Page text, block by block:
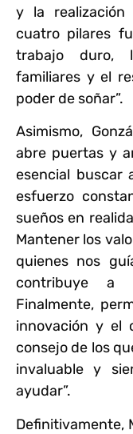
y la realización
cuatro pilares
trabajo duro,
familiares y el
poder de soñar”.
Asimismo,
abre puertas y
esencial buscar
esfuerzo
sueños en
Mantener los
quienes nos
contribuye a
Finalmente,
innovación y el
consejo de los
invaluable y
ayudar”.
Definitivamente,